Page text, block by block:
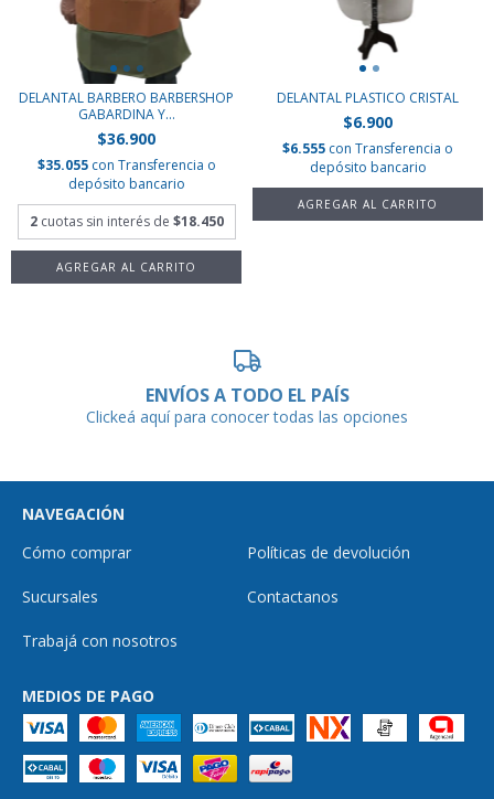
DELANTAL BARBERO BARBERSHOP
GABARDINA Y...
$36.900
$35.055 con Transferencia o
depósito bancario
2 cuotas sin interés de $18.450
DELANTAL PLASTICO CRISTAL
$6.900
$6.555 con Transferencia o
depósito bancario
ENVÍOS A TODO EL PAÍS
Clickeá aquí para conocer todas las opciones
NAVEGACIÓN
Cómo comprar
Políticas de devolución
Sucursales Contactanos
Trabajá con nosotros
MEDIOS DE PAGO